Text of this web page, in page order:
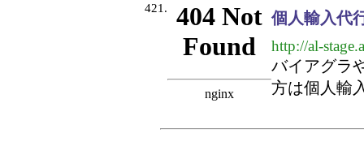
421.
個人輸入代
http://al-
バイアグラ
方は個人輸